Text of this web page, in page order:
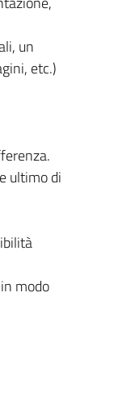
un
etc.)
ultimo di
modo